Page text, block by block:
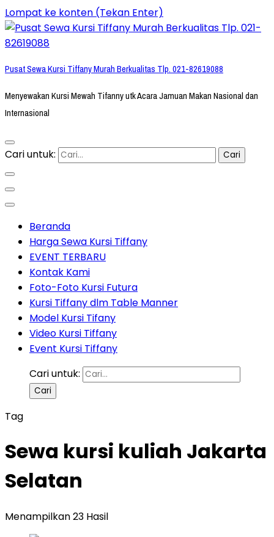
Lompat ke konten (Tekan Enter)
Pusat Sewa Kursi Tiffany Murah Berkualitas Tlp. 021-82619088
Menyewakan Kursi Mewah Tifanny utk Acara Jamuan Makan Nasional dan
Internasional
Cari untuk:
Beranda
Harga Sewa Kursi Tiffany
EVENT TERBARU
Kontak Kami
Foto-Foto Kursi Futura
Kursi Tiffany dlm Table Manner
Model Kursi Tifany
Video Kursi Tiffany
Event Kursi Tiffany
Cari untuk:
Tag
Sewa kursi kuliah Jakarta
Selatan
Menampilkan 23 Hasil